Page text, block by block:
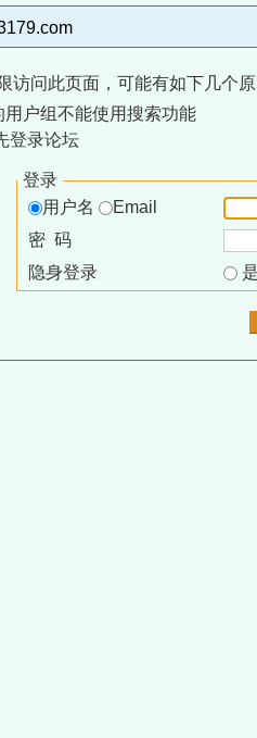
访问此页面，可能有如下几个
户组不能使用搜索功能
登录论坛
登录
用户名
Email
密 码
隐身登录